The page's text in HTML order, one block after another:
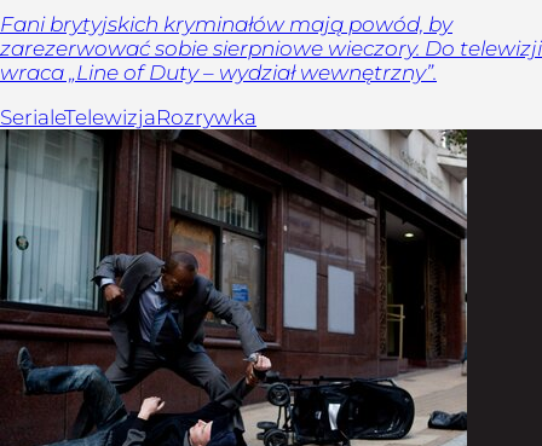
Fani brytyjskich kryminałów mają powód, by
zarezerwować sobie sierpniowe wieczory. Do telewizji
wraca „Line of Duty – wydział wewnętrzny”.
SerialeTelewizjaRozrywka